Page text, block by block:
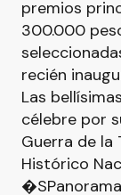
premios
300.000
recién
Las
célebre por
Guerra de la
Histórico